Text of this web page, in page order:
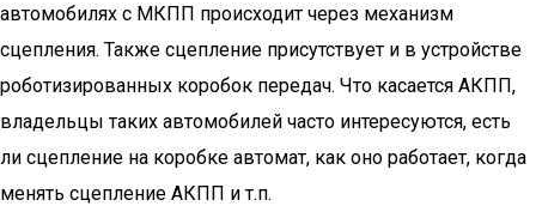
автомобилях с МКПП происходит через механизм
сцепления. Также сцепление присутствует и в устройстве
роботизированных коробок передач. Что касается АКПП,
владельцы таких автомобилей часто интересуются, есть
ли сцепление на коробке автомат, как оно работает, когда
менять сцепление АКПП и т.п.